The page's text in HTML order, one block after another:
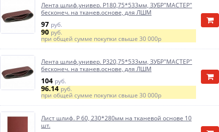
Лента шлиф.универ. Р180,75*533мм, ЗУБР"МАСТЕР"
бесконеч. на тканев.основе, для ЛШМ
97 руб.
90руб.
при общей сумме покупки свыше 30 000р
Лента шлиф.универ. Р320,75*533мм, ЗУБР"МАСТЕР"
бесконеч. на тканев.основе, для ЛШМ
104 руб.
96.14руб.
при общей сумме покупки свыше 30 000р
Лист шлиф. Р 60, 230*280мм на тканевой основе 10
шт.